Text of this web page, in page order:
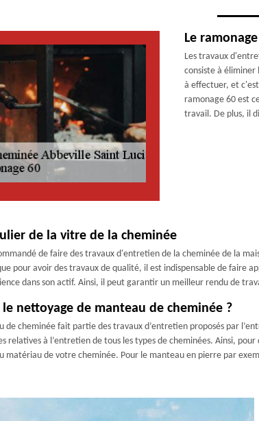
Le
Les travaux
consiste à éliminer
à effectuer, et
ramonage 60 est
travail. De plus, il
de la vitre de la cheminée
de faire des travaux d'entretien de la cheminée de la
pour avoir des travaux de qualité, il est indispensable de faire
dans son actif. Ainsi, il peut garantir un meilleur rendu de
le nettoyage de manteau de cheminée ?
de cheminée fait partie des travaux d’entretien proposés par
relatives à l’entretien de tous les types de cheminées. Ainsi,
matériau de votre cheminée. Pour le manteau en pierre par